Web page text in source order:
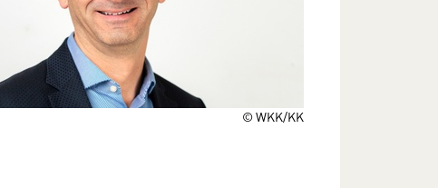
© WKK/KK